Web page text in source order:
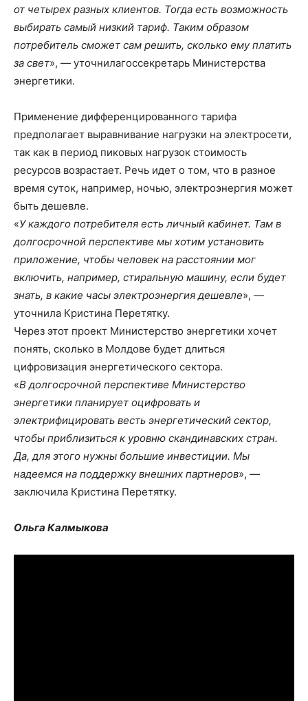
от четырех разных клиентов. Тогда есть возможность
выбирать самый низкий тариф. Таким образом
потребитель сможет сам решить, сколько ему платить
за свет», — уточнилагоссекретарь Министерства
энергетики.
Применение дифференцированного тарифа
предполагает выравнивание нагрузки на электросети,
так как в период пиковых нагрузок стоимость
ресурсов возрастает. Речь идет о том, что в разное
время суток, например, ночью, электроэнергия может
быть дешевле.
«У каждого потребителя есть личный кабинет. Там в
долгосрочной перспективе мы хотим установить
приложение, чтобы человек на расстоянии мог
включить, например, стиральную машину, если будет
знать, в какие часы электроэнергия дешевле», —
уточнила Кристина Перетятку.
Через этот проект Министерство энергетики хочет
понять, сколько в Молдове будет длиться
цифровизация энергетического сектора.
«В долгосрочной перспективе Министерство
энергетики планирует оцифровать и
электрифицировать весть энергетический сектор,
чтобы приблизиться к уровню скандинавских стран.
Да, для этого нужны большие инвестиции. Мы
надеемся на поддержку внешних партнеров», —
заключила Кристина Перетятку.
Ольга Калмыкова